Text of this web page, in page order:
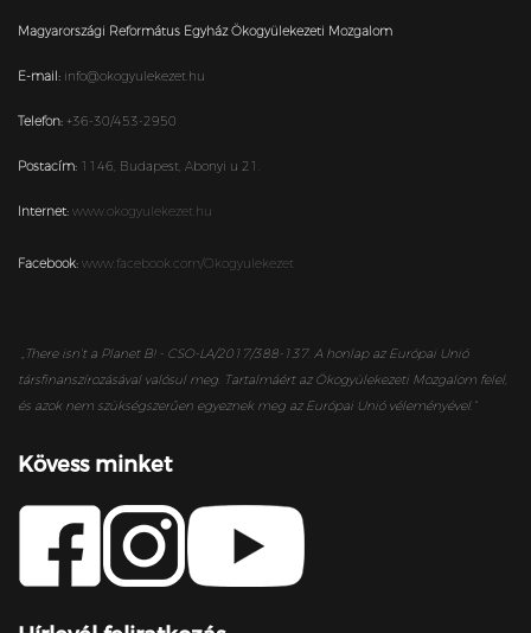
Magyarországi Református Egyház Ökogyülekezeti Mozgalom
E-mail: info@okogyulekezet.hu
Telefon: +36-30/453-2950
Postacím: 1146, Budapest, Abonyi u 21.
Internet: www.okogyulekezet.hu
Facebook: www.facebook.com/Okogyulekezet
„ There isn’t a Planet B! - CSO-LA/2017/388-137. A honlap az Európai Unió
társfinanszírozásával valósul meg. Tartalmáért az Ökogyülekezeti Mozgalom felel,
és azok nem szükségszerűen egyeznek meg az Európai Unió véleményével.”
Kövess minket